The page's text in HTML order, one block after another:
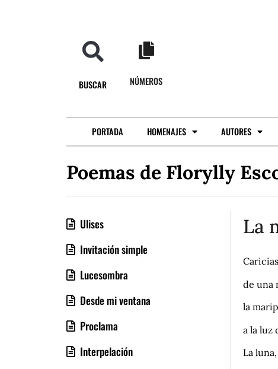
BUSCAR NÚMEROS
PORTADA HOMENAJES AUTORES
Poemas de Florylly
Ulises
Invitación simple
Lucesombra
Desde mi ventana
Proclama
Interpelación
La
de una
la
a la luz
La